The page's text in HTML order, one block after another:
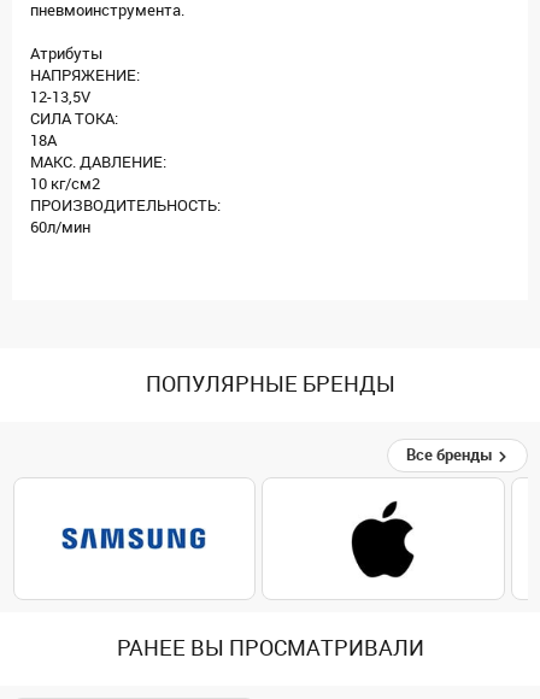
пневмоинструмента.
Атрибуты
НАПРЯЖЕНИЕ:
12-13,5V
СИЛА ТОКА:
18А
МАКС. ДАВЛЕНИЕ:
10 кг/см2
ПРОИЗВОДИТЕЛЬНОСТЬ:
60л/мин
ПОПУЛЯРНЫЕ БРЕНДЫ
Все бренды
РАНЕЕ ВЫ ПРОСМАТРИВАЛИ